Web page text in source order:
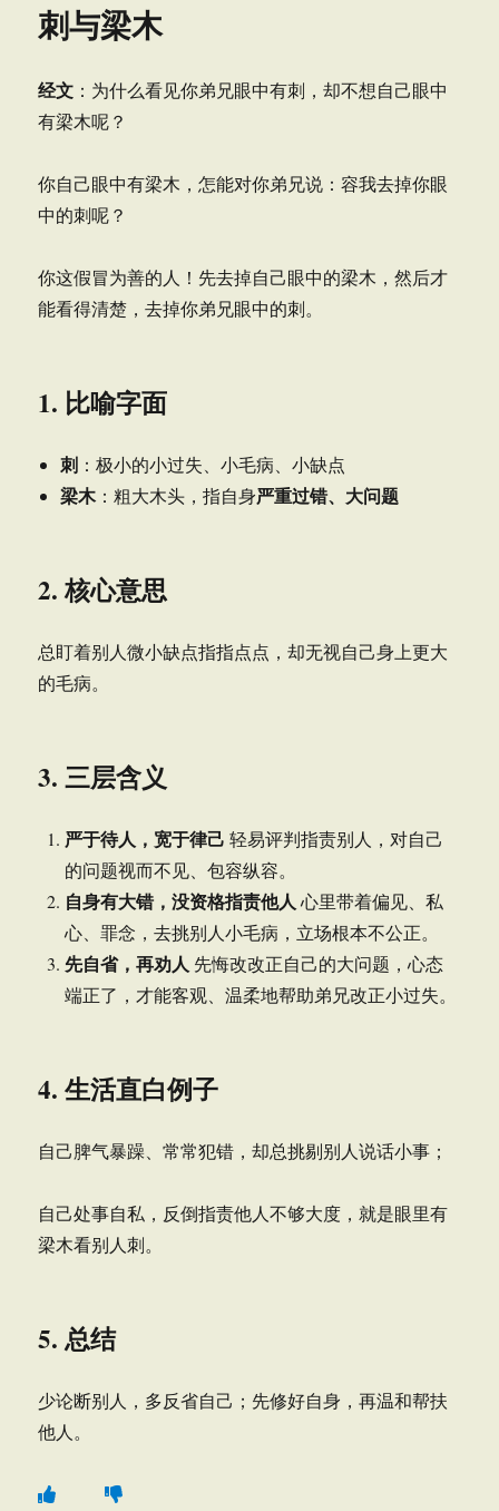
刺与梁木
经文 ：为什么看见你弟兄眼中有刺，却不想自己眼中
有梁木呢？
你自己眼中有梁木，怎能对你弟兄说：容我去掉你眼
中的刺呢？
你这假冒为善的人！先去掉自己眼中的梁木，然后才
能看得清楚，去掉你弟兄眼中的刺。
1. 比喻字面
刺 ：极小的小过失、小毛病、小缺点
梁木：粗大木头，指自身严重过错、大问题
2. 核心意思
总盯着别人微小缺点指指点点，却无视自己身上更大
的毛病。
3. 三层含义
严于待人，宽于律己 轻易评判指责别人，对自己
的问题视而不见、包容纵容。
自身有大错，没资格指责他人 心里带着偏见、私
心、罪念，去挑别人小毛病，立场根本不公正。
先自省，再劝人 先悔改改正自己的大问题，心态
端正了，才能客观、温柔地帮助弟兄改正小过失。
4. 生活直白例子
自己脾气暴躁、常常犯错，却总挑剔别人说话小事；
自己处事自私，反倒指责他人不够大度，就是眼里有
梁木看别人刺。
5. 总结
少论断别人，多反省自己；先修好自身，再温和帮扶
他人。